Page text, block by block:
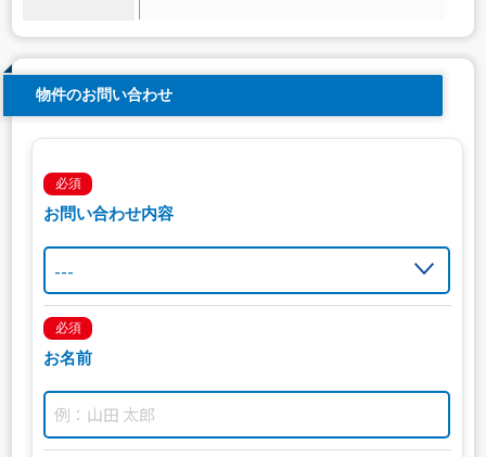
物件のお問い合わせ
必須
お問い合わせ内容
必須
お名前